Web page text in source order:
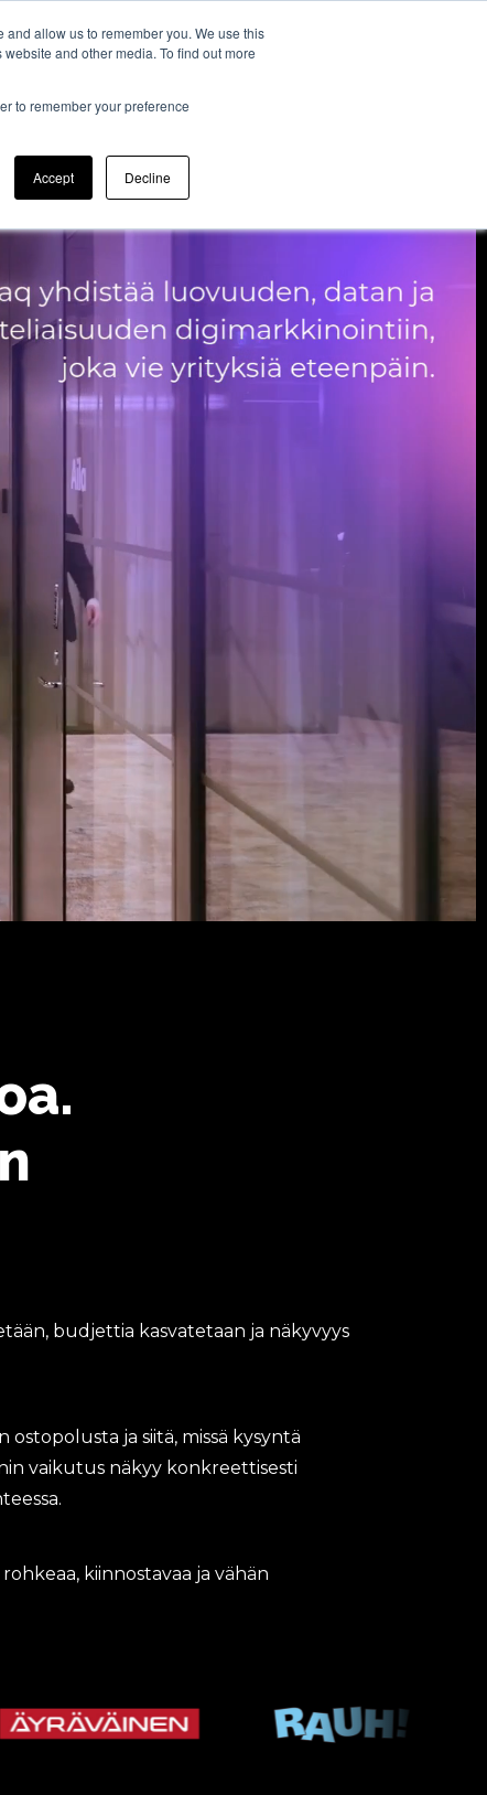
allow us to remember you. We use this
and other media. To find out more
to remember your preference
Accept Decline
Blogi Primaq Events
budjettia kasvatetaan ja näkyvyys
ja siitä, missä kysyntä
vaikutus näkyy konkreettisesti
kiinnostavaa ja vähän